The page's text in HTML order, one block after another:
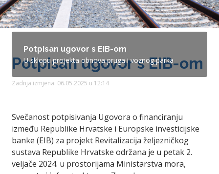
Potpisan ugovor s EIB-om
U sklopu projekta obnova pruga i voznog parka
Potpisan ugovor s EIB-om
Zadnja izmjena: 06.05.2025 u 12:14
Svečanost potpisivanja Ugovora o financiranju
između Republike Hrvatske i Europske investicijske
banke (EIB) za projekt Revitalizacija željezničkog
sustava Republike Hrvatske održana je u petak 2.
veljače 2024. u prostorijama Ministarstva mora,